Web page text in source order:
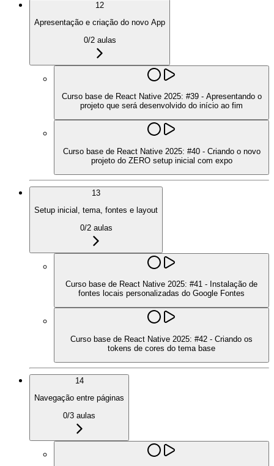
12
Apresentação e criação do novo App
0/2aulas
Curso base de React Native 2025: #39 - Apresentando o
projeto que será desenvolvido do início ao fim
Curso base de React Native 2025: #40 - Criando o novo
projeto do ZERO setup inicial com expo
13
Setup inicial, tema, fontes e layout
0/2aulas
Curso base de React Native 2025: #41 - Instalação de
fontes locais personalizadas do Google Fontes
Curso base de React Native 2025: #42 - Criando os
tokens de cores do tema base
14
Navegação entre páginas
0/3 aulas